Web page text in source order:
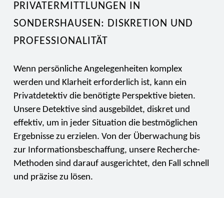
PRIVATERMITTLUNGEN IN
SONDERSHAUSEN: DISKRETION UND
PROFESSIONALITÄT
Wenn persönliche Angelegenheiten komplex
werden und Klarheit erforderlich ist, kann ein
Privatdetektiv die benötigte Perspektive bieten.
Unsere Detektive sind ausgebildet, diskret und
effektiv, um in jeder Situation die bestmöglichen
Ergebnisse zu erzielen. Von der Überwachung bis
zur Informationsbeschaffung, unsere Recherche-
Methoden sind darauf ausgerichtet, den Fall schnell
und präzise zu lösen.